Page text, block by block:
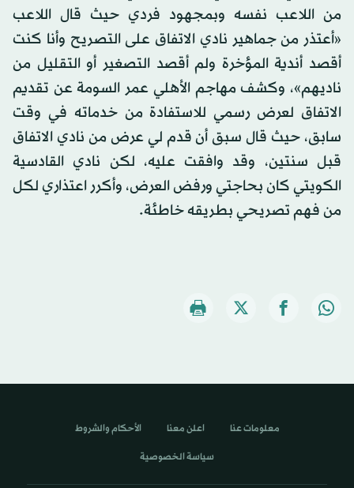
من اللاعب نفسه وبمجهود فردي حيث قال اللاعب
«أعتذر من جماهير نادي الاتفاق على التصريح وأنا كنت
أقصد أندية المؤخرة ولم أقصد التصغير أو التقليل من
ناديهم»، وكشف مهاجم الأهلي عمر السومة عن تقديم
الاتفاق لعرض رسمي للاستفادة من خدماته في وقت
سابق، حيث قال سبق أن قدم لي عرض من نادي الاتفاق
قبل سنتين، وقد وافقت عليه، لكن نادي القادسية
الكويتي كان بحاجتي ورفض العرض، وأكرر اعتذاري لكل
من فهم تصريحي بطريقه خاطئة.
معلومات عنا اعلن معنا الأحكام والشروط
سياسة الخصوصية